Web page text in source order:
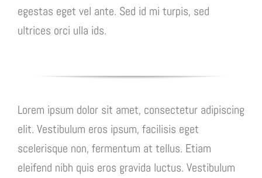
egestas eget vel ante. Sed id mi turpis, sed
ultrices orci ulla ids.
Lorem ipsum dolor sit amet, consectetur adipiscing
elit. Vestibulum eros ipsum, facilisis eget
scelerisque non, fermentum at tellus. Etiam
eleifend nibh quis eros gravida luctus. Vestibulum